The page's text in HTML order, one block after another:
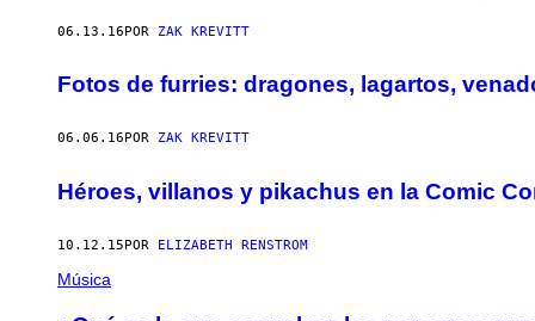
06.13.16POR ZAK KREVITT
Fotos de furries: dragones, lagartos,
06.06.16 POR ZAK KREVITT
Héroes, villanos y pikachus en la Comic
10.12.15POR ELIZABETH RENSTROM
Música